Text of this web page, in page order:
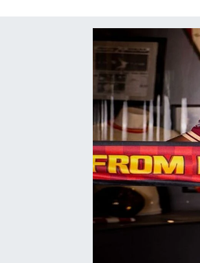
TEKNOLOJİ
YEREL YÖNETİMLER